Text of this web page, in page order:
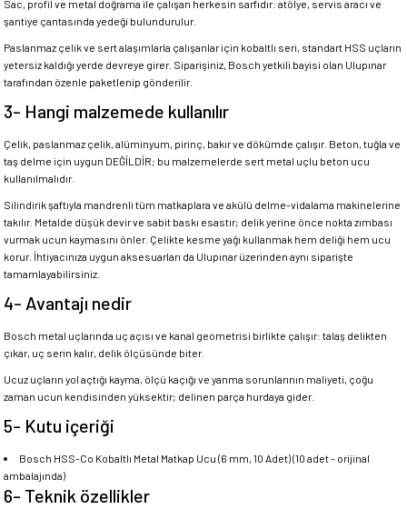
Sac, profil ve metal doğrama ile çalışan herkesin sarfıdır: atölye, servis aracı ve
şantiye çantasında yedeği bulundurulur.
Paslanmaz çelik ve sert alaşımlarla çalışanlar için kobaltlı seri, standart HSS uçların
yetersiz kaldığı yerde devreye girer. Siparişiniz, Bosch yetkili bayisi olan Ulupınar
tarafından özenle paketlenip gönderilir.
3- Hangi malzemede kullanılır
Çelik, paslanmaz çelik, alüminyum, pirinç, bakır ve dökümde çalışır. Beton, tuğla ve
taş delme için uygun DEĞİLDİR; bu malzemelerde sert metal uçlu beton ucu
kullanılmalıdır.
Silindirik şaftıyla mandrenli tüm matkaplara ve akülü delme-vidalama makinelerine
takılır. Metalde düşük devir ve sabit baskı esastır; delik yerine önce nokta zımbası
vurmak ucun kaymasını önler. Çelikte kesme yağı kullanmak hem deliği hem ucu
korur. İhtiyacınıza uygun aksesuarları da Ulupınar üzerinden aynı siparişte
tamamlayabilirsiniz.
4- Avantajı nedir
Bosch metal uçlarında uç açısı ve kanal geometrisi birlikte çalışır: talaş delikten
çıkar, uç serin kalır, delik ölçüsünde biter.
Ucuz uçların yol açtığı kayma, ölçü kaçığı ve yanma sorunlarının maliyeti, çoğu
zaman ucun kendisinden yüksektir; delinen parça hurdaya gider.
5- Kutu içeriği
Bosch HSS-Co Kobaltlı Metal Matkap Ucu (6 mm, 10 Adet) (10 adet - orijinal
ambalajında)
6- Teknik özellikler